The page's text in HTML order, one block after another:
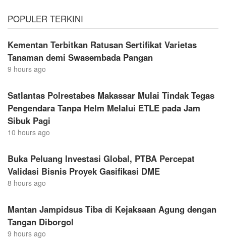
POPULER TERKINI
Kementan Terbitkan Ratusan Sertifikat Varietas
Tanaman demi Swasembada Pangan
9 hours ago
Satlantas Polrestabes Makassar Mulai Tindak Tegas
Pengendara Tanpa Helm Melalui ETLE pada Jam
Sibuk Pagi
10 hours ago
Buka Peluang Investasi Global, PTBA Percepat
Validasi Bisnis Proyek Gasifikasi DME
8 hours ago
Mantan Jampidsus Tiba di Kejaksaan Agung dengan
Tangan Diborgol
9 hours ago